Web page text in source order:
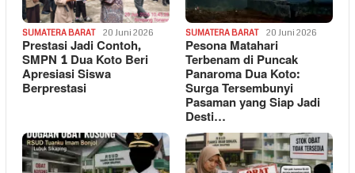
SUMATERA BARAT 20 Juni 2026
Prestasi Jadi Contoh,
SMPN 1 Dua Koto Beri
Apresiasi Siswa
Berprestasi
SUMATERA BARAT 20 Juni 2026
Pesona Matahari
Terbenam di Puncak
Panaroma Dua Koto:
Surga Tersembunyi
Pasaman yang Siap Jadi
Desti…